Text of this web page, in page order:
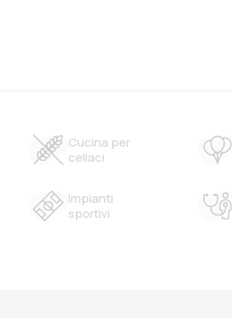
Cucina per
celiaci
Impianti
sportivi